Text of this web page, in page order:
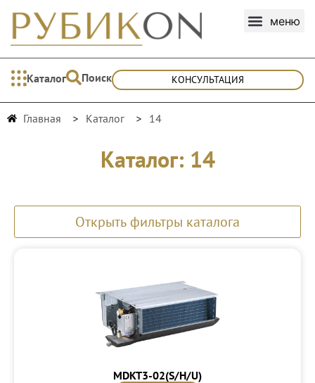
Каталог Поиск КОНСУЛЬТАЦИЯ
Главная Каталог 14
Каталог: 14
Открыть фильтры каталога
MDKT3-02(S/H/U)